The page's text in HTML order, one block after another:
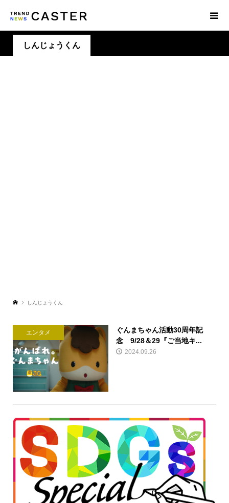
しんじょうくん
しんじょうくん
エンタメ
ぐんまちゃん活動30周年記
念 9/28＆29『ご当地キ...
2024.09.26